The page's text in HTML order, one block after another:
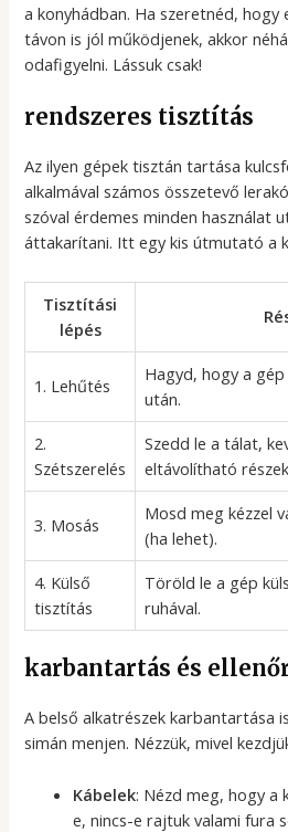
a konyhádban. Ha szeretnéd, hogy
távon is jól működjenek, akkor
odafigyelni. Lássuk csak!
rendszeres tisztítás
Az ilyen gépek tisztán tartása
alkalmával számos összetevő
szóval érdemes minden használat
áttakarítani. Itt egy kis útmutató a
Tisztítási
lépés
1. Lehűtés
Hagyd, hogy a
után.
2.
Szétszerelés
Szedd le a tálat,
eltávolítható
3. Mosás
Mosd meg kézzel
(ha lehet).
4. Külső
tisztítás
Töröld le a gép
ruhával.
karbantartás és
A belső alkatrészek karbantartása
simán menjen. Nézzük, mivel
Kábelek: Nézd meg, hogy a
e, nincs-e rajtuk valami fura